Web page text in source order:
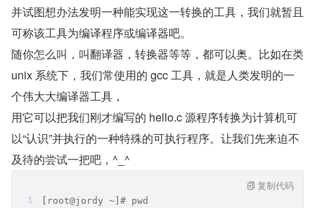
并试图想办法发明一种能实现这一转换的工具，我们就暂且
可称该工具为编译程序或编译器吧。
随你怎么叫，叫翻译器，转换器等等，都可以奥。比如在类
unix 系统下，我们常使用的 gcc 工具，就是人类发明的一
个伟大大编译器工具，
用它可以把我们刚才编写的 hello.c 源程序转换为计算机可
以“认识”并执行的一种特殊的可执行程序。让我们先来迫不
及待的尝试一把吧，^_^
[root@jordy ~]# pwd
复制代码